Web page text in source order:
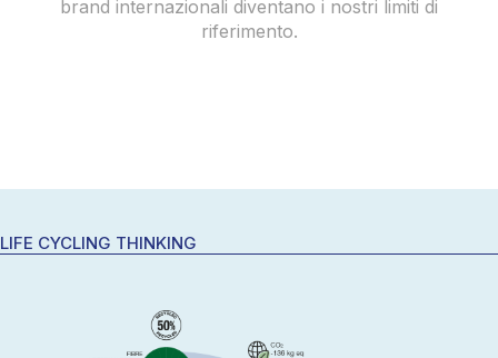
brand internazionali diventano i nostri limiti di
riferimento.
LIFE CYCLING THINKING